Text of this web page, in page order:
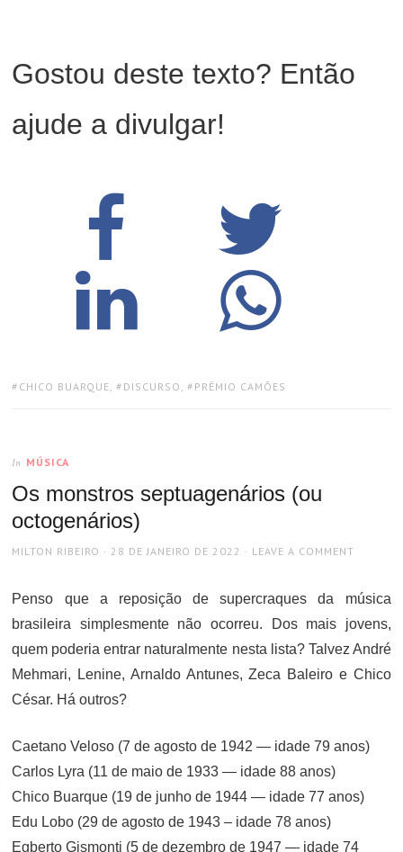
Gostou deste texto? Então
ajude a divulgar!
TAGS:
CHICO BUARQUE , DISCURSO , PRÊMIO CAMÕES
In MÚSICA
Os monstros septuagenários (ou
octogenários)
AUTHOR
MILTON RIBEIRO
POSTED
28 DE JANEIRO DE 2022 LEAVE A COMMENT
Penso que a reposição de supercraques da música
brasileira simplesmente não ocorreu. Dos mais jovens,
quem poderia entrar naturalmente nesta lista? Talvez André
Mehmari, Lenine, Arnaldo Antunes, Zeca Baleiro e Chico
César. Há outros?
Caetano Veloso (7 de agosto de 1942 — idade 79 anos)
Carlos Lyra (11 de maio de 1933 — idade 88 anos)
Chico Buarque (19 de junho de 1944 — idade 77 anos)
Edu Lobo (29 de agosto de 1943 – idade 78 anos)
Egberto Gismonti (5 de dezembro de 1947 — idade 74